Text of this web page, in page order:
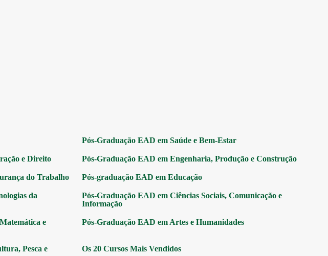
Pós-Graduação EAD em Saúde e Bem-Estar
e Direito Pós-Graduação EAD em Engenharia, Produção e Construção
do Trabalho Pós-graduação EAD em Educação
da
Pós-Graduação EAD em Ciências Sociais, Comunicação e
Informação
e
Pós-Graduação EAD em Artes e Humanidades
Pesca e
Os 20 Cursos Mais Vendidos